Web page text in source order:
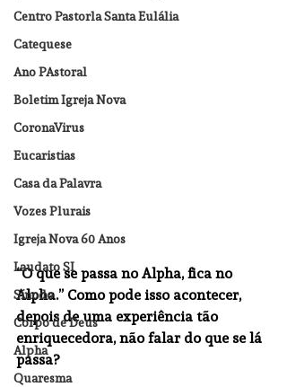
Centro Pastorla Santa Eulália
Catequese
Ano PAstoral
Boletim Igreja Nova
CoronaVirus
Eucaristias
Casa da Palavra
Vozes Plurais
Igreja Nova 60 Anos
Laudato SI
Sínodo
Corpo de Deus
Alpha
Quaresma
“O que se passa no Alpha, fica no
Alpha.” Como pode isso acontecer,
depois de uma experiência tão
enriquecedora, não falar do que se lá
passa?